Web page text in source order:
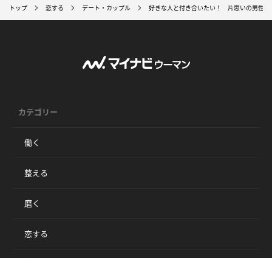
トップ 恋する デート・カップル 好きな人と付き合いたい！ 片思いの男性を
カテゴリー
働く
整える
磨く
恋する